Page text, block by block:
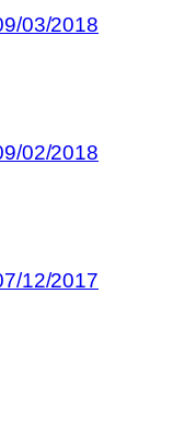
03/2018
02/2018
12/2017